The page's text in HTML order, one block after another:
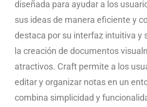
diseñada para ayudar a los
sus ideas de manera eficiente y
destaca por su interfaz intuitiva y
la creación de documentos
atractivos. Craft permite a los
editar y organizar notas en un
combina simplicidad y